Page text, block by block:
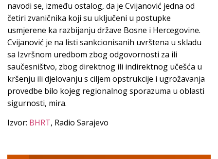
navodi se, između ostalog, da je Cvijanović jedna od
četiri zvaničnika koji su uključeni u postupke
usmjerene ka razbijanju države Bosne i Hercegovine.
Cvijanović je na listi sankcionisanih uvrštena u skladu
sa Izvršnom uredbom zbog odgovornosti za ili
saučesništvo, zbog direktnog ili indirektnog učešća u
kršenju ili djelovanju s ciljem opstrukcije i ugrožavanja
provedbe bilo kojeg regionalnog sporazuma u oblasti
sigurnosti, mira.
Izvor: BHRT, Radio Sarajevo